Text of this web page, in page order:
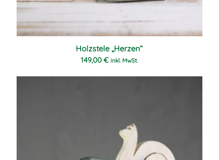
Holzstele „Herzen“
149,00€ inkl. MwSt.